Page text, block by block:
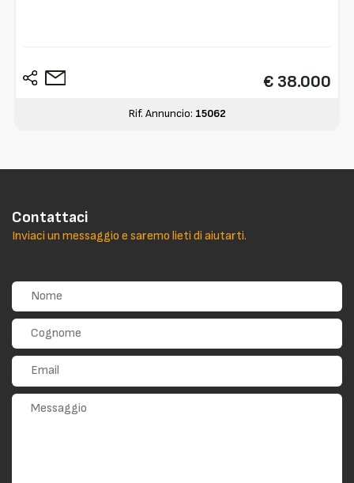
€ 38.000
Rif. Annuncio: 15062
Contattaci
Inviaci un messaggio e saremo lieti di aiutarti.